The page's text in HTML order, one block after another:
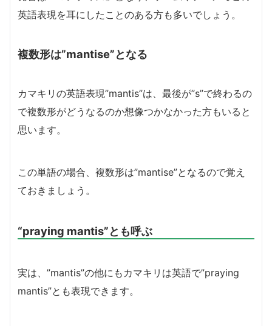
英語表現を耳にしたことのある方も多いでしょう。
複数形は”mantise”となる
カマキリの英語表現”mantis”は、最後が”s”で終わるの
で複数形がどうなるのか想像つかなかった方もいると
思います。
この単語の場合、複数形は”mantise”となるので覚え
ておきましょう。
“praying mantis”とも呼ぶ
実は、”mantis”の他にもカマキリは英語で”praying
mantis”とも表現できます。